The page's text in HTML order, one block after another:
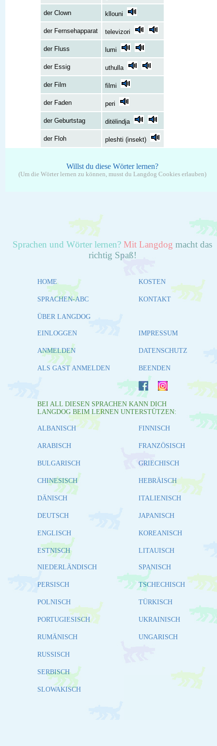
der Clown kllouni
der Fernsehapparat televizori
der Fluss lumi
der Essig uthulla
der Film filmi
der Faden peri
der Geburtstag ditëlindja
der Floh pleshti (insekt)
Willst du diese Wörter lernen?
(Um die Wörter lernen zu können, musst du Langdog Cookies erlauben)
Sprachen und Wörter lernen? Mit Langdog macht das
richtig Spaß!
HOME
SPRACHEN-ABC
ÜBER LANGDOG
KOSTEN
KONTAKT
EINLOGGEN
ANMELDEN
ALS GAST ANMELDEN
IMPRESSUM
DATENSCHUTZ
BEENDEN
BEI ALL DIESEN SPRACHEN KANN DICH
LANGDOG BEIM LERNEN UNTERSTÜTZEN:
ALBANISCH
ARABISCH
BULGARISCH
CHINESISCH
DÄNISCH
DEUTSCH
ENGLISCH
ESTNISCH
FINNISCH
FRANZÖSISCH
GRIECHISCH
HEBRÄISCH
ITALIENISCH
JAPANISCH
KOREANISCH
LITAUISCH
NIEDERLÄNDISCH
PERSISCH
POLNISCH
PORTUGIESISCH
RUMÄNISCH
RUSSISCH
SERBISCH
SLOWAKISCH
SPANISCH
TSCHECHISCH
TÜRKISCH
UKRAINISCH
UNGARISCH